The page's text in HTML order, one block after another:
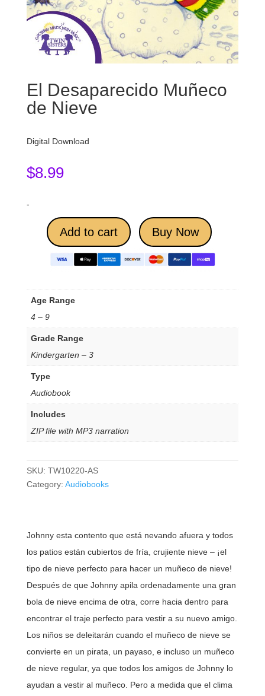
El Desaparecido Muñeco
de Nieve
Digital Download
$8.99
-
Add to cart Buy Now
Age Range
4 – 9
Grade Range
Kindergarten – 3
Type
Audiobook
Includes
ZIP file with MP3 narration
SKU: TW10220-AS
Category: Audiobooks
Johnny esta contento que está nevando afuera y todos
los patios están cubiertos de fría, crujiente nieve – ¡el
tipo de nieve perfecto para hacer un muñeco de nieve!
Después de que Johnny apila ordenadamente una gran
bola de nieve encima de otra, corre hacia dentro para
encontrar el traje perfecto para vestir a su nuevo amigo.
Los niños se deleitarán cuando el muñeco de nieve se
convierte en un pirata, un payaso, e incluso un muñeco
de nieve regular, ya que todos los amigos de Johnny lo
ayudan a vestir al muñeco. Pero a medida que el clima